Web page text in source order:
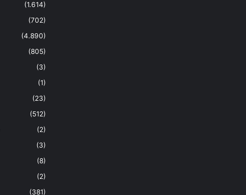
(1.614)
(702)
(4.890)
(805)
(3)
(1)
(23)
(512)
(2)
(3)
(8)
(2)
(381)